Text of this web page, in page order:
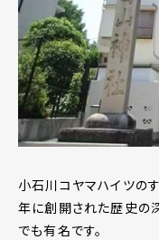
小石川コヤマハイツの
年に創開された歴史の
でも有名です。